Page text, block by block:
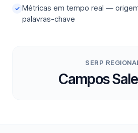
✓ Métricas em tempo real —
palavras-chave
SERP
Campos